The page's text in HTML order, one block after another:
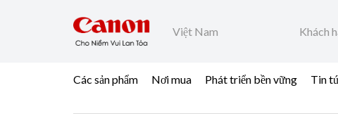
Việt Nam Khách
Các sản phẩm Nơi mua Phát triển bền vững Tin